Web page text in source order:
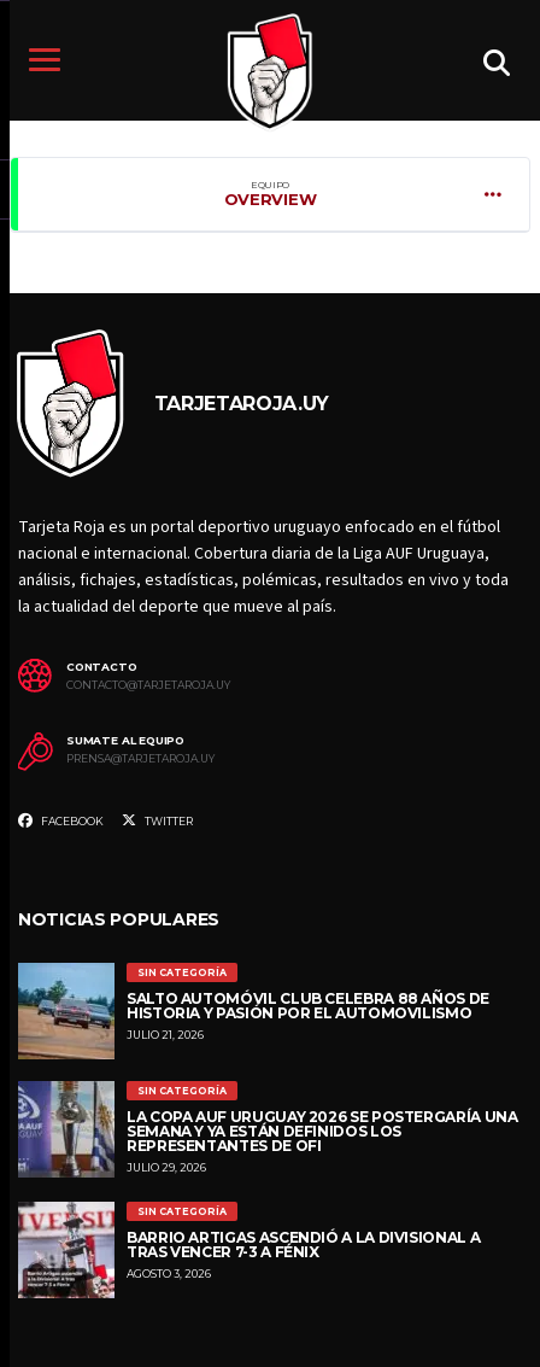
EQUIPO
OVERVIEW
TARJETAROJA.UY
Tarjeta Roja es un portal deportivo uruguayo enfocado en el fútbol
nacional e internacional. Cobertura diaria de la Liga AUF Uruguaya,
análisis, fichajes, estadísticas, polémicas, resultados en vivo y toda
la actualidad del deporte que mueve al país.
CONTACTO
CONTACTO@TARJETAROJA.UY
SUMATE AL EQUIPO
PRENSA@TARJETAROJA.UY
FACEBOOK TWITTER
NOTICIAS POPULARES
SIN CATEGORÍA
SALTO AUTOMÓVIL CLUB CELEBRA 88 AÑOS DE
HISTORIA Y PASIÓN POR EL AUTOMOVILISMO
JULIO 21, 2026
SIN CATEGORÍA
LA COPA AUF URUGUAY 2026 SE POSTERGARÍA UNA
SEMANA Y YA ESTÁN DEFINIDOS LOS
REPRESENTANTES DE OFI
JULIO 29, 2026
SIN CATEGORÍA
BARRIO ARTIGAS ASCENDIÓ A LA DIVISIONAL A
TRAS VENCER 7-3 A FÉNIX
AGOSTO 3, 2026